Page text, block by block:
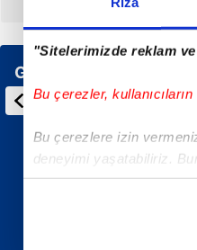
"Sitelerimizde reklam
Bu çerezler,
Bu çerezlere izin
deneyimi yaşatabiliriz.
içerikleri sunabilmek
olan hangisidir?
Günün Manşetleri